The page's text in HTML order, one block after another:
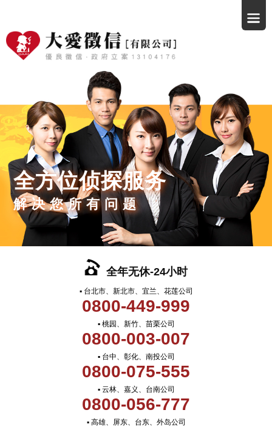
全方位侦探服务
解决您所有问题
全年无休-24小时
▪ 台北市、新北市、宜兰、花莲公司
0800-449-999
▪ 桃园、新竹、苗栗公司
0800-003-007
▪ 台中、彰化、南投公司
0800-075-555
▪ 云林、嘉义、台南公司
0800-056-777
▪ 高雄、屏东、台东、外岛公司